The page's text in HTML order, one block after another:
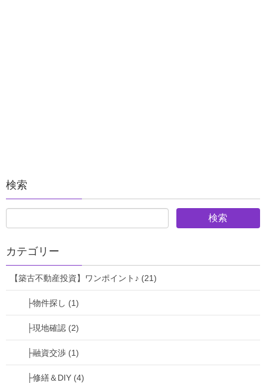
検索
カテゴリー
【築古不動産投資】ワンポイント♪ (21)
├物件探し (1)
├現地確認 (2)
├融資交渉 (1)
├修繕＆DIY (4)